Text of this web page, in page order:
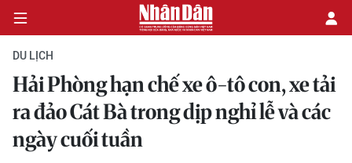
CHÍNH TRỊ
KINH TẾ
DU LỊCH
Hải Phòng hạn chế xe ô-tô con, xe tải
ra đảo Cát Bà trong dịp nghỉ lễ và các
ngày cuối tuần